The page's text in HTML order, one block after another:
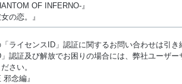
OF INFERNO-』
の恋。』
ライセンスID」認証に関するお問い合わせは引き
」認証及び解放でお困りの場合には、弊社ユーザ
さい。
邪念編』